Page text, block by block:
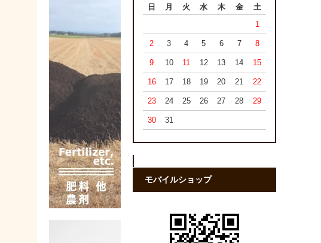
日 月 火 水 木 金
土
1
2 3 4 5 6 7 8
9 10 11 12 13 14 15
16 17 18 19 20 21 22
23 24 25 26 27 28 29
30 31
モバイルショップ